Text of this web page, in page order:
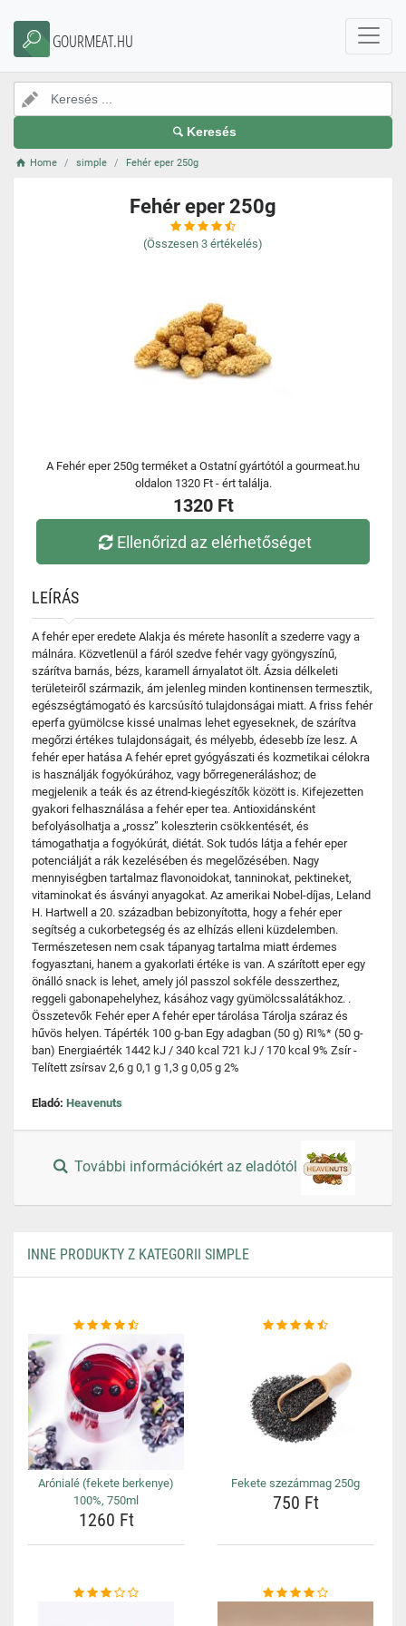
GOURMEAT.HU
Keresés
Home simple Fehér eper 250g
Fehér eper 250g
(Összesen 3 értékelés)
A Fehér eper 250g terméket a Ostatní gyártótól a gourmeat.hu
oldalon 1320 Ft - ért találja.
1320 Ft
Ellenőrizd az elérhetőséget
LEÍRÁS
A fehér eper eredete Alakja és mérete hasonlít a szederre vagy a
málnára. Közvetlenül a fáról szedve fehér vagy gyöngyszínű,
szárítva barnás, bézs, karamell árnyalatot ölt. Ázsia délkeleti
területeiről származik, ám jelenleg minden kontinensen termesztik,
egészségtámogató és karcsúsító tulajdonságai miatt. A friss fehér
eperfa gyümölcse kissé unalmas lehet egyeseknek, de szárítva
megőrzi értékes tulajdonságait, és mélyebb, édesebb íze lesz. A
fehér eper hatása A fehér epret gyógyászati ​​és kozmetikai célokra
is használják fogyókúrához, vagy bőrregeneráláshoz; de
megjelenik a teák és az étrend-kiegészítők között is. Kifejezetten
gyakori felhasználása a fehér eper tea. Antioxidánsként
befolyásolhatja a „rossz” koleszterin csökkentését, és
támogathatja a fogyókúrát, diétát. Sok tudós látja a fehér eper
potenciálját a rák kezelésében és megelőzésében. Nagy
mennyiségben tartalmaz flavonoidokat, tanninokat, pektineket,
vitaminokat és ásványi anyagokat. Az amerikai Nobel-díjas, Leland
H. Hartwell a 20. században bebizonyította, hogy a fehér eper
segítség a cukorbetegség és az elhízás elleni küzdelemben.
Természetesen nem csak tápanyag tartalma miatt érdemes
fogyasztani, hanem a gyakorlati értéke is van. A szárított eper egy
önálló snack is lehet, amely jól passzol sokféle desszerthez,
reggeli gabonapehelyhez, kásához vagy gyümölcssalátákhoz. .
Összetevők Fehér eper A fehér eper tárolása Tárolja száraz és
hűvös helyen. Tápérték 100 g-ban Egy adagban (50 g) RI%* (50 g-
ban) Energiaérték 1442 kJ / 340 kcal 721 kJ / 170 kcal 9% Zsír -
Telített zsírsav 2,6 g 0,1 g 1,3 g 0,05 g 2%
Eladó: Heavenuts
További információkért az eladótól
INNE PRODUKTY Z KATEGORII SIMPLE
Arónialé (fekete berkenye)
100%, 750ml
1260 Ft
Fekete szezámmag 250g
750 Ft